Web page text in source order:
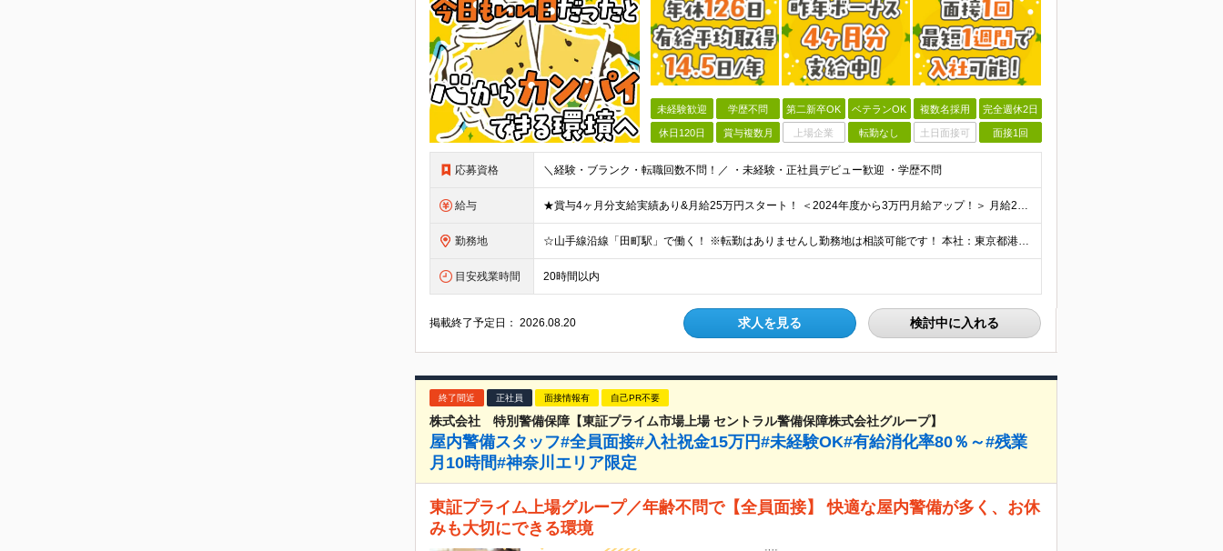
未経験歓迎 学歴不問 第二新卒OK ベテランOK 複数名採用 完全週休2日
休日120日 賞与複数月 上場企業 転勤なし 土日面接可 面接1回
応募資格 ＼経験・ブランク・転職回数不問！／ ・未経験・正社員デビュー歓迎 ・学歴不問
給与 ★賞与4ヶ月分支給実績あり&月給25万円スタート！ ＜2024年度から3万円月給アップ！＞ 月給25万円～+諸手当+賞与年2回 ※上記金額に残業代は含みません。超過分は別途全額支給します。 ※試用
勤務地 ☆山手線沿線「田町駅」で働く！ ※転勤はありませんし勤務地は相談可能です！ 本社：東京都港区芝浦4丁目3番4号 田町きよたビル5F ※転勤はありません ※(変更の範囲)上記を除く当社関連勤務地
目安残業時間 20時間以内
掲載終了予定日：2026.08.20 求人を見る 検討中に入れる
終了間近 正社員 面接情報有 自己PR不要
株式会社 特別警備保障【東証プライム市場上場 セントラル警備保障株式会社グループ】
屋内警備スタッフ#全員面接#入社祝金15万円#未経験OK#有給消化率80％～#残業
月10時間#神奈川エリア限定
東証プライム上場グループ／年齢不問で【全員面接】 快適な屋内警備が多く、お休
みも大切にできる環境